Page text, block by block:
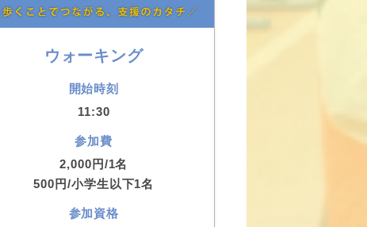
ウォーキング
開始時刻
11:30
参加費
2,000円/1名
500円/小学生以下1名
参加資格